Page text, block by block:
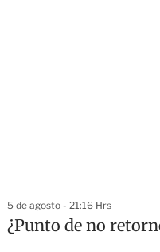
5 de agosto - 21:16 Hrs
¿Punto de no